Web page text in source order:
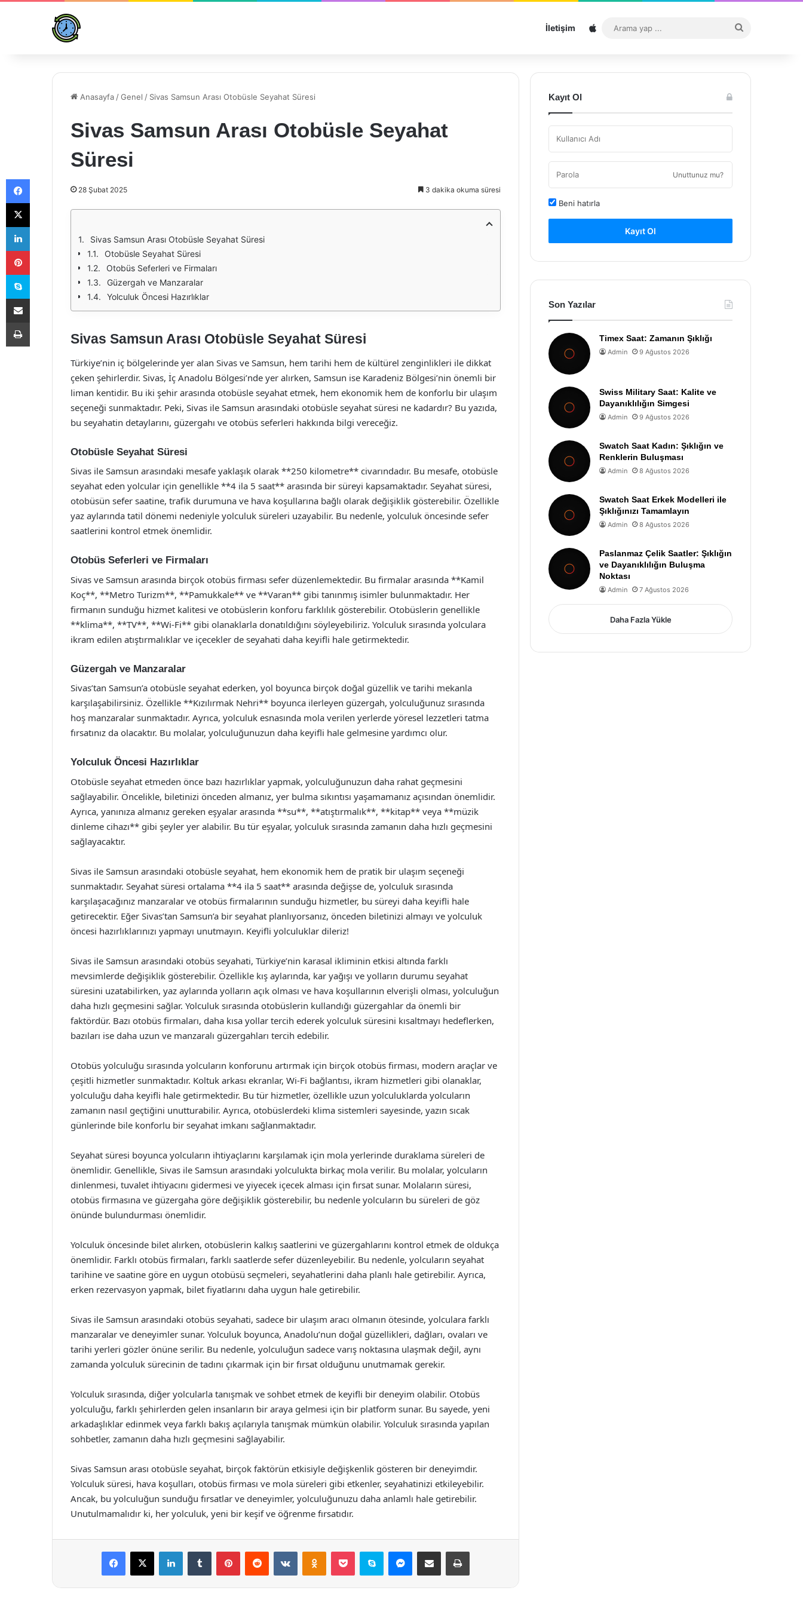
İletişim Sitemap
...
Anasayfa /Genel / Sivas Samsun Arası Otobüsle Seyahat Süresi
Sivas Samsun Arası Otobüsle Seyahat
Süresi
28 Şubat 2025 3 dakika okuma süresi
Sivas Samsun Arası Otobüsle Seyahat Süresi
Otobüsle Seyahat Süresi
Otobüs Seferleri ve Firmaları
Güzergah ve Manzaralar
Yolculuk Öncesi Hazırlıklar
Sivas Samsun Arası Otobüsle Seyahat Süresi
Türkiye’nin iç bölgelerinde yer alan Sivas ve Samsun, hem tarihi hem de kültürel zenginlikleri ile dikkat
çeken şehirlerdir. Sivas, İç Anadolu Bölgesi’nde yer alırken, Samsun ise Karadeniz Bölgesi’nin önemli bir
liman kentidir. Bu iki şehir arasında otobüsle seyahat etmek, hem ekonomik hem de konforlu bir ulaşım
seçeneği sunmaktadır. Peki, Sivas ile Samsun arasındaki otobüsle seyahat süresi ne kadardır? Bu yazıda,
bu seyahatin detaylarını, güzergahı ve otobüs seferleri hakkında bilgi vereceğiz.
Otobüsle Seyahat Süresi
Sivas ile Samsun arasındaki mesafe yaklaşık olarak **250 kilometre** civarındadır. Bu mesafe, otobüsle
seyahat eden yolcular için genellikle **4 ila 5 saat** arasında bir süreyi kapsamaktadır. Seyahat süresi,
otobüsün sefer saatine, trafik durumuna ve hava koşullarına bağlı olarak değişiklik gösterebilir. Özellikle
yaz aylarında tatil dönemi nedeniyle yolculuk süreleri uzayabilir. Bu nedenle, yolculuk öncesinde sefer
saatlerini kontrol etmek önemlidir.
Otobüs Seferleri ve Firmaları
Sivas ve Samsun arasında birçok otobüs firması sefer düzenlemektedir. Bu firmalar arasında **Kamil
Koç**, **Metro Turizm**, **Pamukkale** ve **Varan** gibi tanınmış isimler bulunmaktadır. Her
firmanın sunduğu hizmet kalitesi ve otobüslerin konforu farklılık gösterebilir. Otobüslerin genellikle
**klima**, **TV**, **Wi-Fi** gibi olanaklarla donatıldığını söyleyebiliriz. Yolculuk sırasında yolculara
ikram edilen atıştırmalıklar ve içecekler de seyahati daha keyifli hale getirmektedir.
Güzergah ve Manzaralar
Sivas’tan Samsun’a otobüsle seyahat ederken, yol boyunca birçok doğal güzellik ve tarihi mekanla
karşılaşabilirsiniz. Özellikle **Kızılırmak Nehri** boyunca ilerleyen güzergah, yolculuğunuz sırasında
hoş manzaralar sunmaktadır. Ayrıca, yolculuk esnasında mola verilen yerlerde yöresel lezzetleri tatma
fırsatınız da olacaktır. Bu molalar, yolculuğunuzun daha keyifli hale gelmesine yardımcı olur.
Yolculuk Öncesi Hazırlıklar
Otobüsle seyahat etmeden önce bazı hazırlıklar yapmak, yolculuğunuzun daha rahat geçmesini
sağlayabilir. Öncelikle, biletinizi önceden almanız, yer bulma sıkıntısı yaşamamanız açısından önemlidir.
Ayrıca, yanınıza almanız gereken eşyalar arasında **su**, **atıştırmalık**, **kitap** veya **müzik
dinleme cihazı** gibi şeyler yer alabilir. Bu tür eşyalar, yolculuk sırasında zamanın daha hızlı geçmesini
sağlayacaktır.
Sivas ile Samsun arasındaki otobüsle seyahat, hem ekonomik hem de pratik bir ulaşım seçeneği
sunmaktadır. Seyahat süresi ortalama **4 ila 5 saat** arasında değişse de, yolculuk sırasında
karşılaşacağınız manzaralar ve otobüs firmalarının sunduğu hizmetler, bu süreyi daha keyifli hale
getirecektir. Eğer Sivas’tan Samsun’a bir seyahat planlıyorsanız, önceden biletinizi almayı ve yolculuk
öncesi hazırlıklarınızı yapmayı unutmayın. Keyifli yolculuklar dileriz!
Sivas ile Samsun arasındaki otobüs seyahati, Türkiye’nin karasal ikliminin etkisi altında farklı
mevsimlerde değişiklik gösterebilir. Özellikle kış aylarında, kar yağışı ve yolların durumu seyahat
süresini uzatabilirken, yaz aylarında yolların açık olması ve hava koşullarının elverişli olması, yolculuğun
daha hızlı geçmesini sağlar. Yolculuk sırasında otobüslerin kullandığı güzergahlar da önemli bir
faktördür. Bazı otobüs firmaları, daha kısa yollar tercih ederek yolculuk süresini kısaltmayı hedeflerken,
bazıları ise daha uzun ve manzaralı güzergahları tercih edebilir.
Otobüs yolculuğu sırasında yolcuların konforunu artırmak için birçok otobüs firması, modern araçlar ve
çeşitli hizmetler sunmaktadır. Koltuk arkası ekranlar, Wi-Fi bağlantısı, ikram hizmetleri gibi olanaklar,
yolculuğu daha keyifli hale getirmektedir. Bu tür hizmetler, özellikle uzun yolculuklarda yolcuların
zamanın nasıl geçtiğini unutturabilir. Ayrıca, otobüslerdeki klima sistemleri sayesinde, yazın sıcak
günlerinde bile konforlu bir seyahat imkanı sağlanmaktadır.
Seyahat süresi boyunca yolcuların ihtiyaçlarını karşılamak için mola yerlerinde duraklama süreleri de
önemlidir. Genellikle, Sivas ile Samsun arasındaki yolculukta birkaç mola verilir. Bu molalar, yolcuların
dinlenmesi, tuvalet ihtiyacını gidermesi ve yiyecek içecek alması için fırsat sunar. Molaların süresi,
otobüs firmasına ve güzergaha göre değişiklik gösterebilir, bu nedenle yolcuların bu süreleri de göz
önünde bulundurması önemlidir.
Yolculuk öncesinde bilet alırken, otobüslerin kalkış saatlerini ve güzergahlarını kontrol etmek de oldukça
önemlidir. Farklı otobüs firmaları, farklı saatlerde sefer düzenleyebilir. Bu nedenle, yolcuların seyahat
tarihine ve saatine göre en uygun otobüsü seçmeleri, seyahatlerini daha planlı hale getirebilir. Ayrıca,
erken rezervasyon yapmak, bilet fiyatlarını daha uygun hale getirebilir.
Sivas ile Samsun arasındaki otobüs seyahati, sadece bir ulaşım aracı olmanın ötesinde, yolculara farklı
manzaralar ve deneyimler sunar. Yolculuk boyunca, Anadolu’nun doğal güzellikleri, dağları, ovaları ve
tarihi yerleri gözler önüne serilir. Bu nedenle, yolculuğun sadece varış noktasına ulaşmak değil, aynı
zamanda yolculuk sürecinin de tadını çıkarmak için bir fırsat olduğunu unutmamak gerekir.
Yolculuk sırasında, diğer yolcularla tanışmak ve sohbet etmek de keyifli bir deneyim olabilir. Otobüs
yolculuğu, farklı şehirlerden gelen insanların bir araya gelmesi için bir platform sunar. Bu sayede, yeni
arkadaşlıklar edinmek veya farklı bakış açılarıyla tanışmak mümkün olabilir. Yolculuk sırasında yapılan
sohbetler, zamanın daha hızlı geçmesini sağlayabilir.
Sivas Samsun arası otobüsle seyahat, birçok faktörün etkisiyle değişkenlik gösteren bir deneyimdir.
Yolculuk süresi, hava koşulları, otobüs firması ve mola süreleri gibi etkenler, seyahatinizi etkileyebilir.
Ancak, bu yolculuğun sunduğu fırsatlar ve deneyimler, yolculuğunuzu daha anlamlı hale getirebilir.
Unutulmamalıdır ki, her yolculuk, yeni bir keşif ve öğrenme fırsatıdır.
Facebook
X LinkedInTumblr PinterestReddit VKontakteOdnoklassniki
Pocket Skype Messenger
E-Posta ile paylaş Yazdır
Kayıt Ol
Unuttunuz mu?
Beni hatırla
Kayıt Ol
Son Yazılar
Timex Saat: Zamanın Şıklığı
Admin 9 Ağustos 2026
Swiss Military Saat: Kalite ve
Dayanıklılığın Simgesi
Admin 9 Ağustos 2026
Swatch Saat Kadın: Şıklığın ve
Renklerin Buluşması
Admin 8 Ağustos 2026
Swatch Saat Erkek Modelleri ile
Şıklığınızı Tamamlayın
Admin 8 Ağustos 2026
Paslanmaz Çelik Saatler: Şıklığın
ve Dayanıklılığın Buluşma
Noktası
Admin 7 Ağustos 2026
Daha Fazla Yükle
Facebook
X
LinkedIn
Pinterest
Skype
E-Posta ile paylaş